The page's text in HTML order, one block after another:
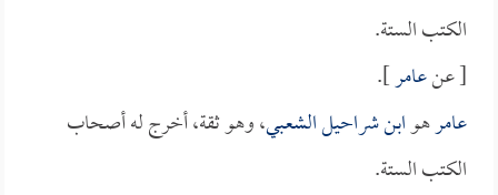
الكتب الستة.
[ عنعامر].
عامرهوابن شراحيل الشعبي، وهو ثقة، أخرج له أصحاب
الكتب الستة.